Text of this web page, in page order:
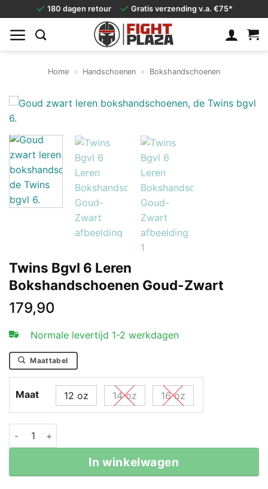
naar
inhoud
180 dagen retour Gratis verzending v.a. €75*
Home » Handschoenen » Bokshandschoenen
Twins Bgvl 6 Leren
Bokshandschoenen Goud-Zwart
179,90
Normale levertijd 1-2 werkdagen
Maattabel
Maat 12 oz 14 oz 16 oz
Twins Bgvl 6 Leren Bokshandschoenen Goud-Zwart
In winkelwagen